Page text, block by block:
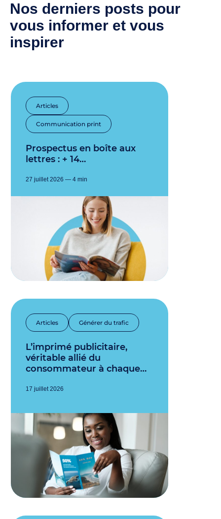
Nos derniers posts pour
vous informer et vous
inspirer
Articles
Communication print
Prospectus en boîte aux
lettres : + 14…
27 juillet 2026 — 4 min
Articles Générer du trafic
L’imprimé publicitaire,
véritable allié du
consommateur à chaque…
17 juillet 2026